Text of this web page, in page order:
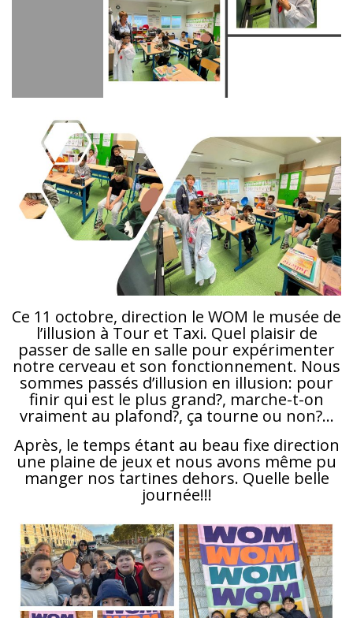
Ce 11 octobre, direction le WOM le musée de
l’illusion à Tour et Taxi. Quel plaisir de
passer de salle en salle pour expérimenter
notre cerveau et son fonctionnement. Nous
sommes passés d’illusion en illusion: pour
finir qui est le plus grand?, marche-t-on
vraiment au plafond?, ça tourne ou non?…
Après, le temps étant au beau fixe direction
une plaine de jeux et nous avons même pu
manger nos tartines dehors. Quelle belle
journée!!!